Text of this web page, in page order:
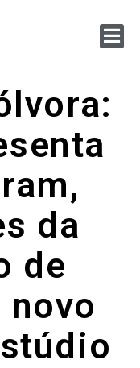
da
de